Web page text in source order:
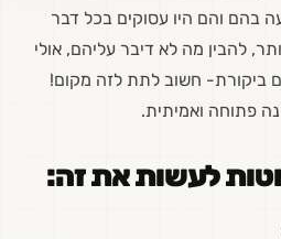
בהם והם היו עסוקים בכל דבר
להבין מה לא דיבר עליהם, אולי
ביקורת- חשוב לתת לזה מקום!
פתוחה ואמיתית.
לעשות את זה: